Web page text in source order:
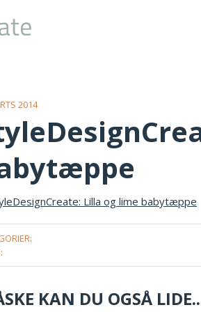
2014
KAN DU OGSÅ